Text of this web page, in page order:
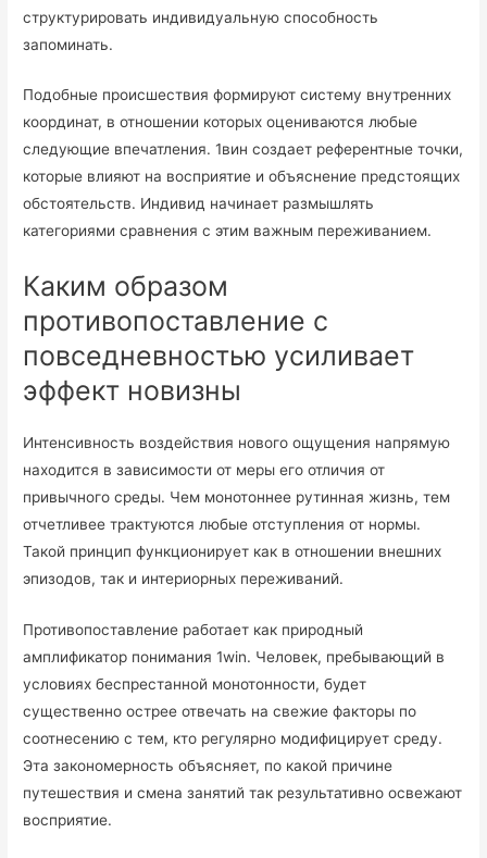
структурировать индивидуальную способность
запоминать.
Подобные происшествия формируют систему внутренних
координат, в отношении которых оцениваются любые
следующие впечатления. 1вин создает референтные точки,
которые влияют на восприятие и объяснение предстоящих
обстоятельств. Индивид начинает размышлять
категориями сравнения с этим важным переживанием.
Каким образом
противопоставление с
повседневностью усиливает
эффект новизны
Интенсивность воздействия нового ощущения напрямую
находится в зависимости от меры его отличия от
привычного среды. Чем монотоннее рутинная жизнь, тем
отчетливее трактуются любые отступления от нормы.
Такой принцип функционирует как в отношении внешних
эпизодов, так и интериорных переживаний.
Противопоставление работает как природный
амплификатор понимания 1win. Человек, пребывающий в
условиях беспрестанной монотонности, будет
существенно острее отвечать на свежие факторы по
соотнесению с тем, кто регулярно модифицирует среду.
Эта закономерность объясняет, по какой причине
путешествия и смена занятий так результативно освежают
восприятие.